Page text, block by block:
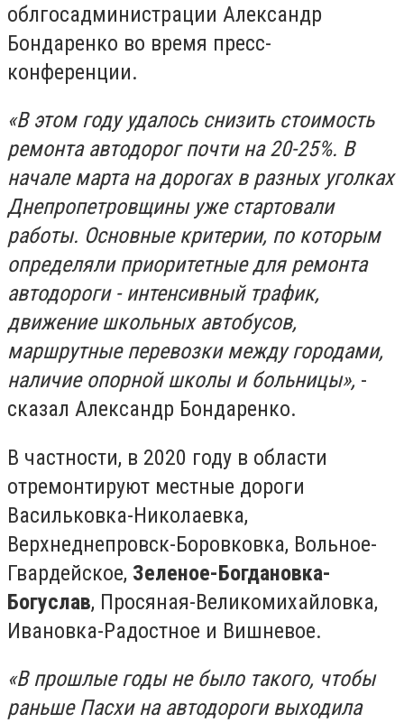
облгосадминистрации Александр
Бондаренко во время пресс-
конференции.
«В этом году удалось снизить стоимость
ремонта автодорог почти на 20-25%. В
начале марта на дорогах в разных уголках
Днепропетровщины уже стартовали
работы. Основные критерии, по которым
определяли приоритетные для ремонта
автодороги - интенсивный трафик,
движение школьных автобусов,
маршрутные перевозки между городами,
наличие опорной школы и больницы», -
сказал Александр Бондаренко.
В частности, в 2020 году в области
отремонтируют местные дороги
Васильковка-Николаевка,
Верхнеднепровск-Боровковка, Вольное-
Гвардейское, Зеленое-Богдановка-
Богуслав, Просяная-Великомихайловка,
Ивановка-Радостное и Вишневое.
«В прошлые годы не было такого, чтобы
раньше Пасхи на автодороги выходила